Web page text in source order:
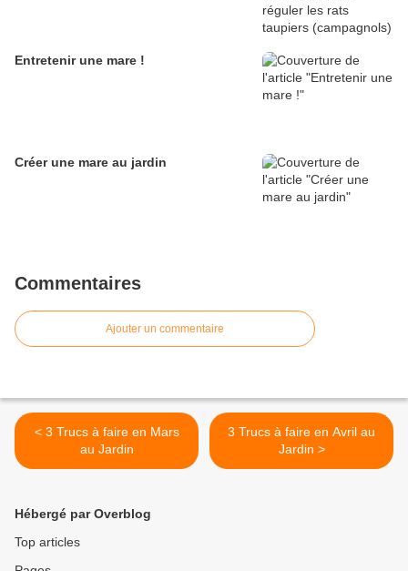
Entretenir une mare !
Créer une mare au jardin
Commentaires
Ajouter un commentaire
< 3 Trucs à faire en Mars
au Jardin
3 Trucs à faire en Avril au
Jardin >
Hébergé par Overblog
Top articles